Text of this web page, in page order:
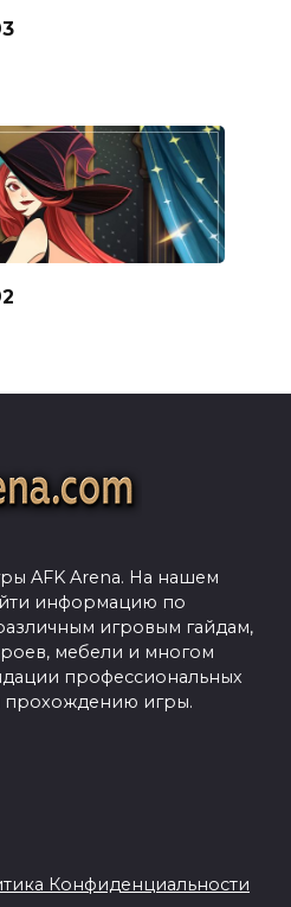
AFK Arena. На нашем
информацию по
игровым гайдам,
мебели и многом
профессиональных
прохождению игры.
Конфиденциальности